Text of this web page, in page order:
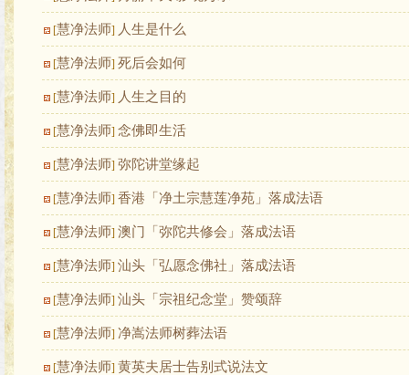
[慧净法师] 人生是什么
[慧净法师] 死后会如何
[慧净法师] 人生之目的
[慧净法师] 念佛即生活
[慧净法师] 弥陀讲堂缘起
[慧净法师] 香港「净土宗慧莲净苑」落成法语
[慧净法师] 澳门「弥陀共修会」落成法语
[慧净法师] 汕头「弘愿念佛社」落成法语
[慧净法师] 汕头「宗祖纪念堂」赞颂辞
[慧净法师] 净嵩法师树葬法语
[慧净法师] 黄英夫居士告别式说法文